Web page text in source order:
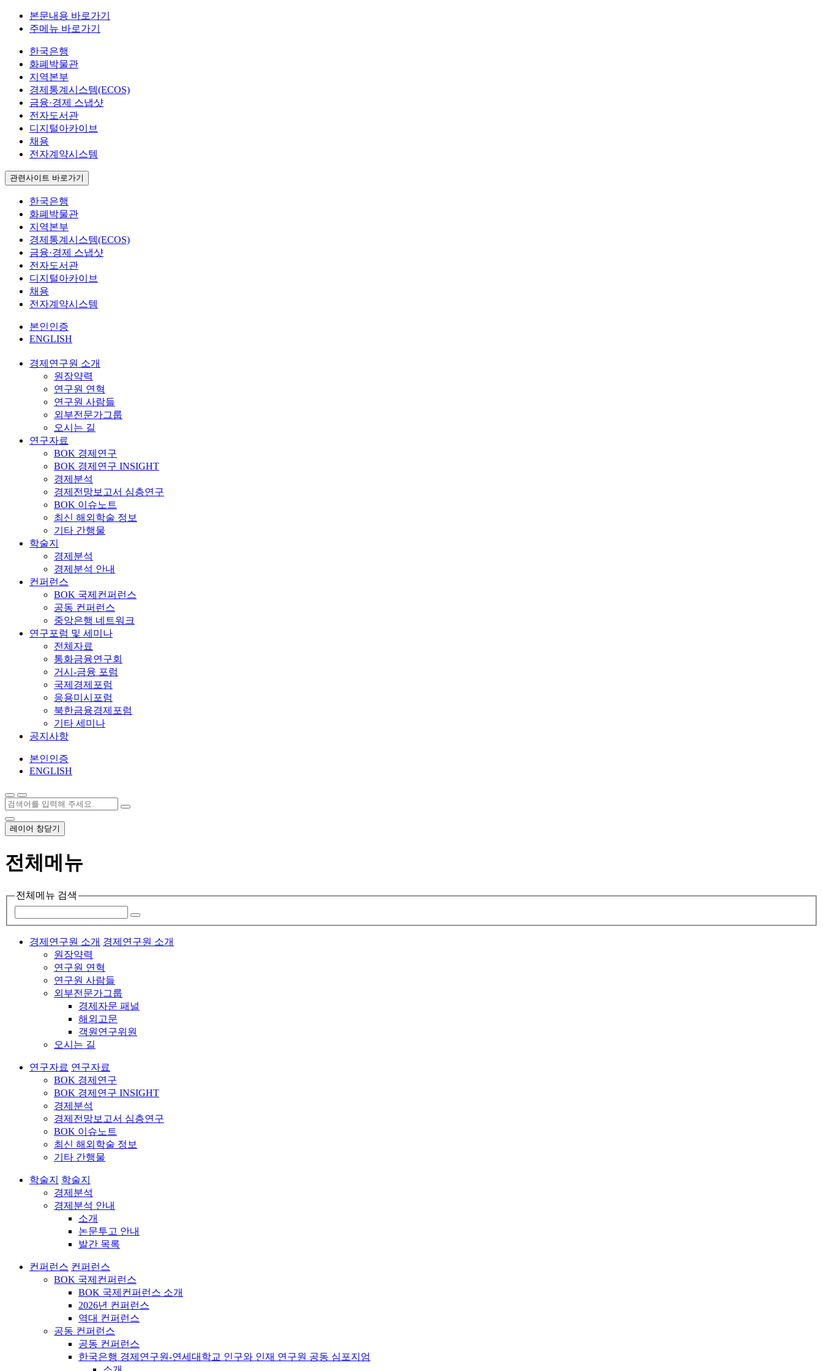
본문내용 바로가기
주메뉴 바로가기
한국은행
화폐박물관
지역본부
경제통계시스템(ECOS)
금융·경제 스냅샷
전자도서관
디지털아카이브
채용
전자계약시스템
관련사이트 바로가기
한국은행
화폐박물관
지역본부
경제통계시스템(ECOS)
금융·경제 스냅샷
전자도서관
디지털아카이브
채용
전자계약시스템
본인인증
ENGLISH
경제연구원 소개
원장약력
연구원 연혁
연구원 사람들
외부전문가그룹
오시는 길
연구자료
BOK 경제연구
BOK 경제연구 INSIGHT
경제분석
경제전망보고서 심층연구
BOK 이슈노트
최신 해외학술 정보
기타 간행물
학술지
경제분석
경제분석 안내
컨퍼런스
BOK 국제컨퍼런스
공동 컨퍼런스
중앙은행 네트워크
연구포럼 및 세미나
전체자료
통화금융연구회
거시-금융 포럼
국제경제포럼
응용미시포럼
북한금융경제포럼
기타 세미나
공지사항
본인인증
ENGLISH
레이어 창닫기
전체메뉴
전체메뉴 검색
경제연구원 소개 경제연구원 소개
원장약력
연구원 연혁
연구원 사람들
외부전문가그룹
경제자문 패널
해외고문
객원연구위원
오시는 길
연구자료 연구자료
BOK 경제연구
BOK 경제연구 INSIGHT
경제분석
경제전망보고서 심층연구
BOK 이슈노트
최신 해외학술 정보
기타 간행물
학술지
학술지
경제분석
경제분석 안내
소개
논문투고 안내
발간 목록
컨퍼런스 컨퍼런스
BOK 국제컨퍼런스
BOK 국제컨퍼런스 소개
2026년 컨퍼런스
역대 컨퍼런스
공동 컨퍼런스
공동 컨퍼런스
한국은행 경제연구원-연세대학교 인구와 인재 연구원 공동 심포지엄